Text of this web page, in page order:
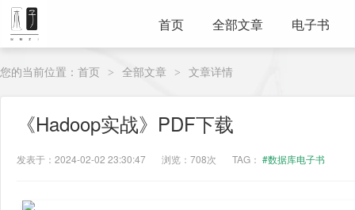
首页 全部文章 电子书
您的当前位置： 首页 > 全部文章 > 文章详情
《Hadoop实战》PDF下载
发表于：2024-02-02 23:30:47 浏览：708次 TAG： #数据库电子书